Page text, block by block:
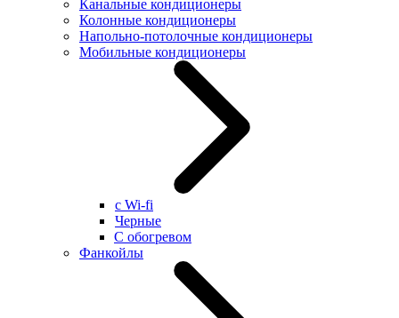
Канальные кондиционеры
Колонные кондиционеры
Напольно-потолочные кондиционеры
Мобильные кондиционеры
с Wi-fi
Черные
С обогревом
Фанкойлы